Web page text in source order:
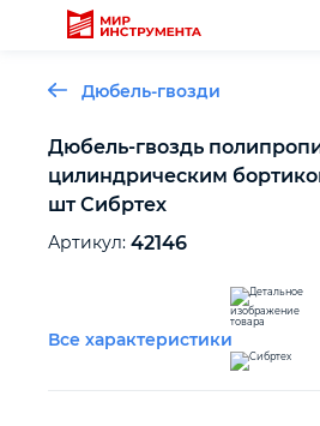
Отделочный инструмент
Слесарный инструмент
Столярный инструмент
Дюбель-гвозди
Дюбель-гвоздь
цилиндрическим
шт Сибртех
Артикул: 42146
Все характеристики